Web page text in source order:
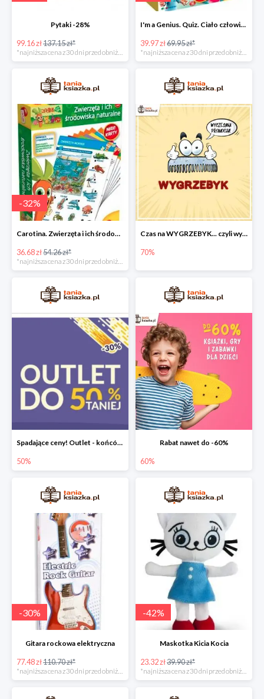
Pytaki -28%
99.16 zł137.15 zł*
I'm a Genius. Quiz. Ciało człowieka -43%
39.97 zł69.95 zł*
-32%
Carotina. Zwierzęta i ich środowisko naturalne -32%
36.68 zł54.26 zł*
Czas na WYGRZEBYK... czyli wyczesane ceny nawet do - 70%
70%
Spadające ceny! Outlet - końcówki nakładów książek do -50%
50%
Rabat nawet do -60%
60%
-30%
Gitara rockowa elektryczna
77.48 zł110.70 zł*
-42%
Maskotka Kicia Kocia
23.32 zł39.90 zł*